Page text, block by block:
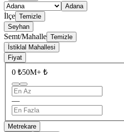
Adana
İlçe Temizle
Seyhan
Semt/Mahalle Temizle
İstiklal Mahallesi
Fiyat
0 ₺50M+ ₺
—
Metrekare